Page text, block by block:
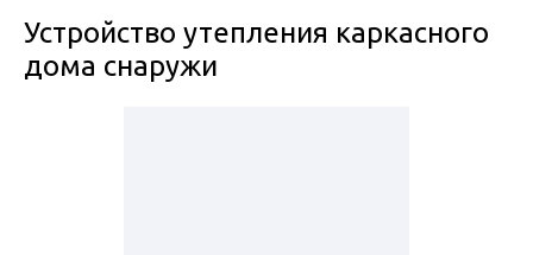
Устройство утепления каркасного
дома снаружи